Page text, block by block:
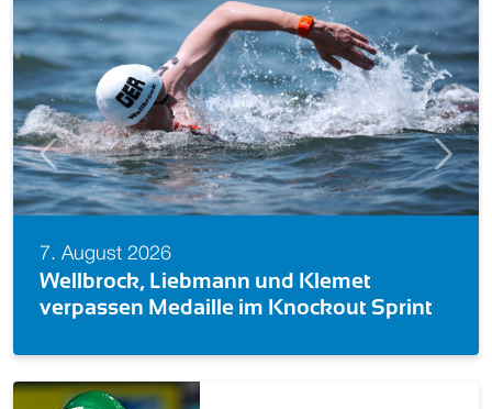
7. August 2026
Wellbrock, Liebmann und Klemet
verpassen Medaille im Knockout Sprint
Previous Next